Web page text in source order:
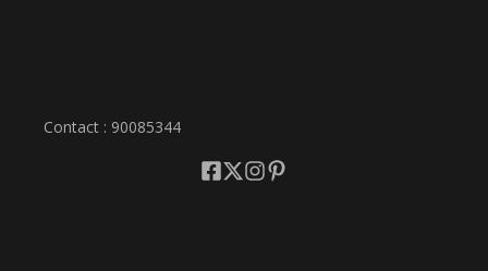
Contact : 90085344